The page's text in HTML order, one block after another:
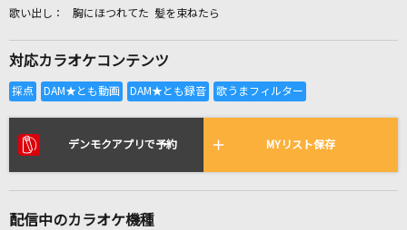
全国りれき
リアルタイムで歌われている曲の一覧
胸にほつれてた 髪を束ねたら
対応カラオケコンテンツ
デンモクアプリで予約 MYリスト保存
配信中のカラオケ機種